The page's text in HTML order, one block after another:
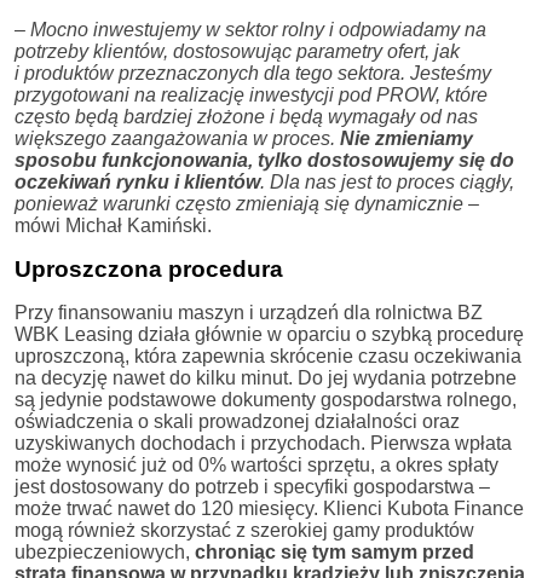
– Mocno inwestujemy w sektor rolny i odpowiadamy na
potrzeby klientów, dostosowując parametry ofert, jak
i produktów przeznaczonych dla tego sektora. Jesteśmy
przygotowani na realizację inwestycji pod PROW, które
często będą bardziej złożone i będą wymagały od nas
większego zaangażowania w proces. Nie zmieniamy
sposobu funkcjonowania, tylko dostosowujemy się do
oczekiwań rynku i klientów. Dla nas jest to proces ciągły,
ponieważ warunki często zmieniają się dynamicznie –
mówi Michał Kamiński.
Uproszczona procedura
Przy finansowaniu maszyn i urządzeń dla rolnictwa BZ
WBK Leasing działa głównie w oparciu o szybką procedurę
uproszczoną, która zapewnia skrócenie czasu oczekiwania
na decyzję nawet do kilku minut. Do jej wydania potrzebne
są jedynie podstawowe dokumenty gospodarstwa rolnego,
oświadczenia o skali prowadzonej działalności oraz
uzyskiwanych dochodach i przychodach. Pierwsza wpłata
może wynosić już od 0% wartości sprzętu, a okres spłaty
jest dostosowany do potrzeb i specyfiki gospodarstwa –
może trwać nawet do 120 miesięcy. Klienci Kubota Finance
mogą również skorzystać z szerokiej gamy produktów
ubezpieczeniowych, chroniąc się tym samym przed
stratą finansową w przypadku kradzieży lub zniszczenia